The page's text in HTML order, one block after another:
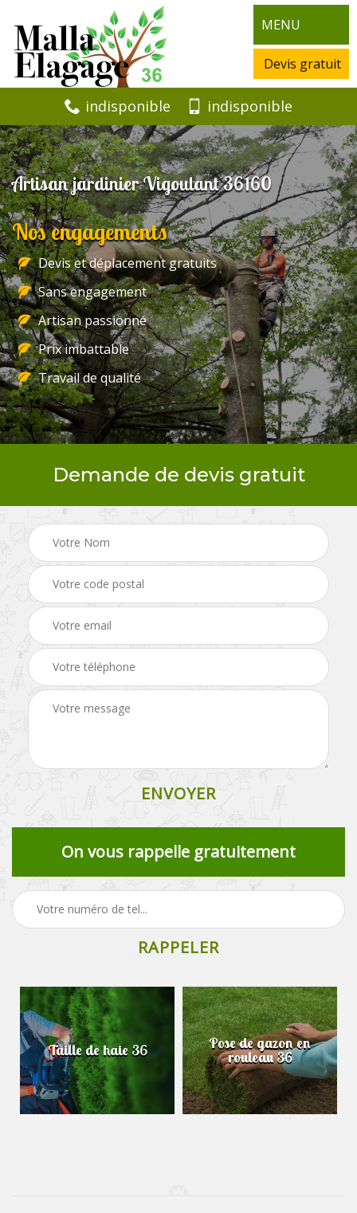
MENU
Devis gratuit
indisponible indisponible
Artisan jardinier Vigoulant 36160
Nos engagements
Devis et déplacement gratuits
Sans engagement
Artisan passionné
Prix imbattable
Travail de qualité
Demande de devis gratuit
On vous rappelle gratuitement
Taille de haie 36 Pose de gazon en
rouleau 36